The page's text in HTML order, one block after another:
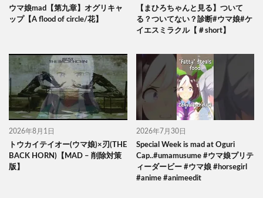
ウマ娘mad【第九章】オグリキャ
ップ【A flood of circle/花】
【まひろちゃんと見る】ついて
る？ついてない？診断#ウマ娘#ケ
イエスミラクル【＃short】
2026年8月1日
トウカイテイオー(ウマ娘)×刃(THE
BACK HORN)【MAD – 削除対策
版】
2026年7月30日
Special Week is mad at Oguri
Cap..#umamusume #ウマ娘プリテ
ィーダービー #ウマ娘 #horsegirl
#anime #animeedit